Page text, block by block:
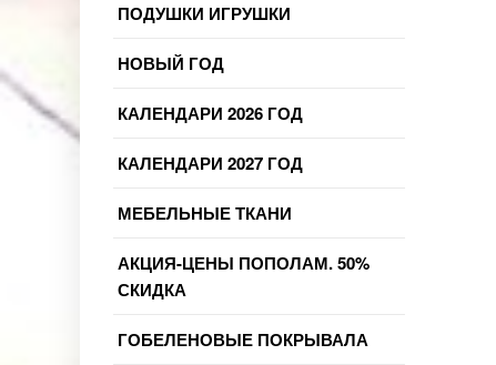
ПОДУШКИ ИГРУШКИ
НОВЫЙ ГОД
КАЛЕНДАРИ 2026 ГОД
КАЛЕНДАРИ 2027 ГОД
МЕБЕЛЬНЫЕ ТКАНИ
АКЦИЯ-ЦЕНЫ ПОПОЛАМ. 50%
СКИДКА
ГОБЕЛЕНОВЫЕ ПОКРЫВАЛА